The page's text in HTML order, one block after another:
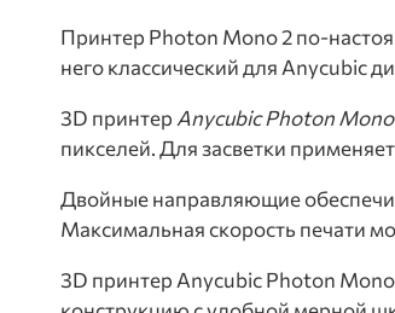
Принтер Photon Mono 2 по-
него классический для Anycubic
3D принтер Anycubic Photon
пикселей. Для засветки
Двойные направляющие
Максимальная скорость печати
3D принтер Anycubic Photon